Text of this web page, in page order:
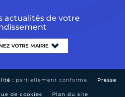
actualités de votre
: partiellement conforme Presse
de cookies Plan du site